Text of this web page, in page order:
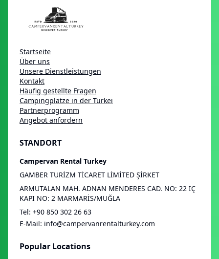
Startseite
Über uns
Unsere Dienstleistungen
Kontakt
Häufig gestellte Fragen
Campingplätze in der Türkei
Partnerprogramm
Angebot anfordern
STANDORT
Campervan Rental Turkey
GAMBER TURİZM TİCARET LİMİTED ŞİRKET
ARMUTALAN MAH. ADNAN MENDERES CAD. NO: 22 İÇ
KAPI NO: 2 MARMARİS/MUĞLA
Tel: +90 850 302 26 63
E-Mail: info@campervanrentalturkey.com
Popular Locations